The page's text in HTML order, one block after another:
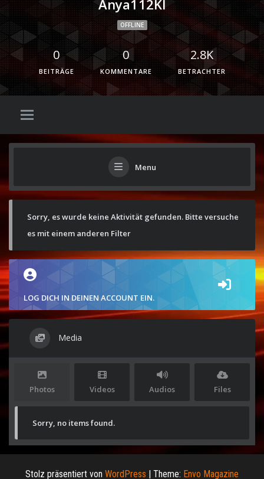
Anya112Kl
OFFLINE
0
BEITRÄGE
0
KOMMENTARE
2.8K
BETRACHTER
Menu
Sorry, es wurde keine Aktivität gefunden. Bitte versuche
es mit einem anderen Filter
LOG DICH IN DEINEN ACCOUNT EIN.
Media
Photos Videos Audios Files
Sorry, no items found.
Stolz präsentiert von WordPress | Theme: Envo Magazine